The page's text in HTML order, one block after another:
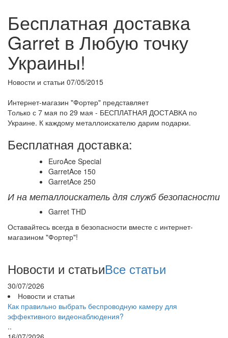
Бесплатная доставка
Garret в Любую точку
Украины!
Новости и статьи 07/05/2015
Интернет-магазин "Фортер" представляет
Только с 7 мая по 29 мая - БЕСПЛАТНАЯ ДОСТАВКА по
Украине. К каждому металлоискателю дарим подарки.
Бесплатная доставка:
EuroAce Special
GarretAce 150
GarretAce 250
И на металлоискатель для служб безопасности
Garret THD
Оставайтесь всегда в безопасности вместе с интернет-
магазином "Фортер"!
Новости и статьиВсе статьи
30/07/2026
Новости и статьи
Как правильно выбрать беспроводную камеру для
эффективного видеонаблюдения?
..